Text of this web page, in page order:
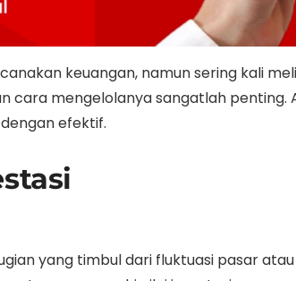
keuangan, namun sering kali
cara mengelolanya sangatlah penting.
efektif.
yang timbul dari fluktuasi pasar